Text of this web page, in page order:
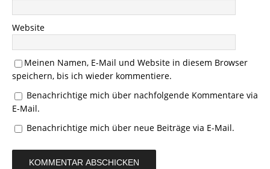
Website
Meinen Namen, E-Mail und Website in diesem Browser
speichern, bis ich wieder kommentiere.
Benachrichtige mich über nachfolgende Kommentare via
E-Mail.
Benachrichtige mich über neue Beiträge via E-Mail.